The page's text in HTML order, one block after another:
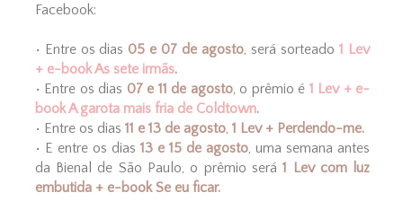
Facebook:
• Entre os dias 05 e 07 de agosto, será sorteado1 Lev
+ e-book As sete irmãs.
• Entre os dias 07 e 11 de agosto, o prêmio é 1 Lev + e-
book A garota mais fria de Coldtown.
• Entre os dias 11 e 13 de agosto, 1 Lev + Perdendo-me.
• E entre os dias 13 e 15 de agosto, uma semana antes
da Bienal de São Paulo, o prêmio será1 Lev com luz
embutida + e-book Se eu ficar.